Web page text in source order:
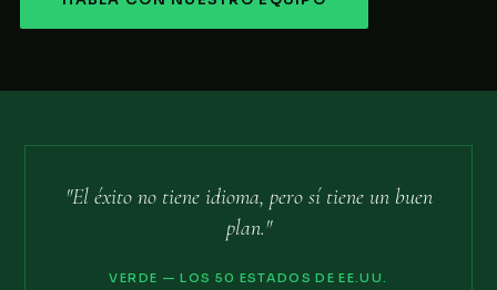
"El éxito no tiene idioma, pero sí tiene un buen
plan."
VERDE — LOS 50 ESTADOS DE EE.UU.